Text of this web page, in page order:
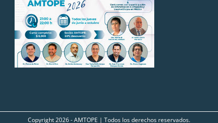
Copyright2026 - AMTOPE | Todos los derechos reservados.